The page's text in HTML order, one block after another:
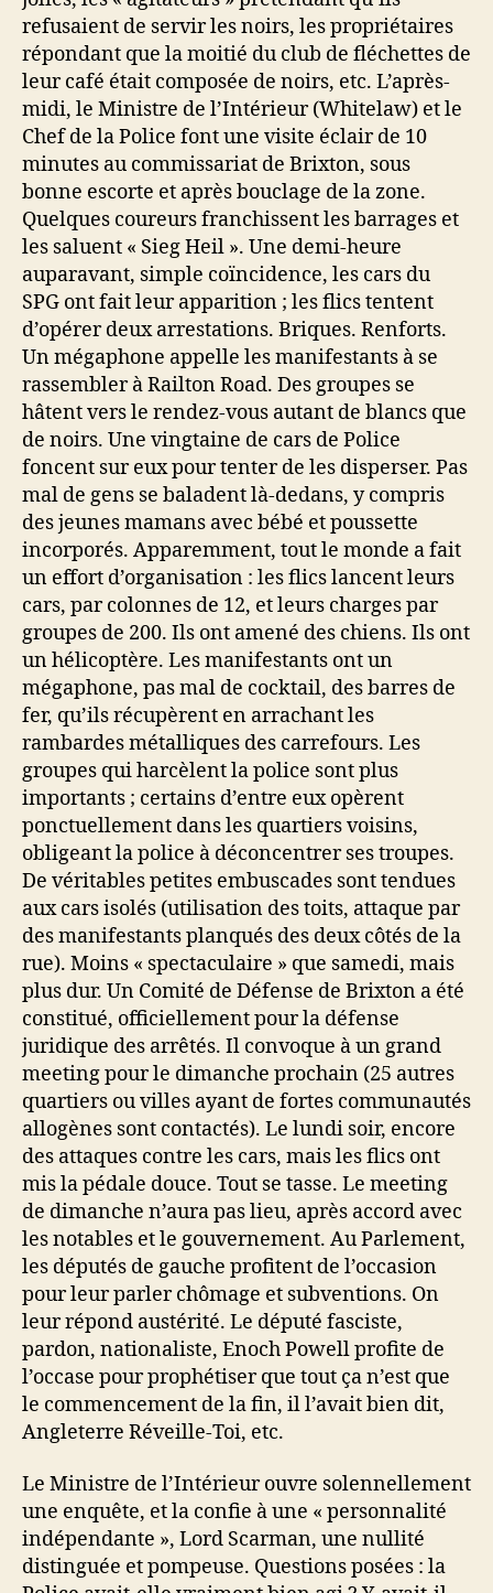
refusaient de servir les noirs, les propriétaires
répondant que la moitié du club de fléchettes de
leur café était composée de noirs, etc. L’après-
midi, le Ministre de l’Intérieur (Whitelaw) et le
Chef de la Police font une visite éclair de 10
minutes au commissariat de Brixton, sous
bonne escorte et après bouclage de la zone.
Quelques coureurs franchissent les barrages et
les saluent « Sieg Heil ». Une demi-heure
auparavant, simple coïncidence, les cars du
SPG ont fait leur apparition ; les flics tentent
d’opérer deux arrestations. Briques. Renforts.
Un mégaphone appelle les manifestants à se
rassembler à Railton Road. Des groupes se
hâtent vers le rendez-vous autant de blancs que
de noirs. Une vingtaine de cars de Police
foncent sur eux pour tenter de les disperser. Pas
mal de gens se baladent là-dedans, y compris
des jeunes mamans avec bébé et poussette
incorporés. Apparemment, tout le monde a fait
un effort d’organisation : les flics lancent leurs
cars, par colonnes de 12, et leurs charges par
groupes de 200. Ils ont amené des chiens. Ils ont
un hélicoptère. Les manifestants ont un
mégaphone, pas mal de cocktail, des barres de
fer, qu’ils récupèrent en arrachant les
rambardes métalliques des carrefours. Les
groupes qui harcèlent la police sont plus
importants ; certains d’entre eux opèrent
ponctuellement dans les quartiers voisins,
obligeant la police à déconcentrer ses troupes.
De véritables petites embuscades sont tendues
aux cars isolés (utilisation des toits, attaque par
des manifestants planqués des deux côtés de la
rue). Moins « spectaculaire » que samedi, mais
plus dur. Un Comité de Défense de Brixton a été
constitué, officiellement pour la défense
juridique des arrêtés. Il convoque à un grand
meeting pour le dimanche prochain (25 autres
quartiers ou villes ayant de fortes communautés
allogènes sont contactés). Le lundi soir, encore
des attaques contre les cars, mais les flics ont
mis la pédale douce. Tout se tasse. Le meeting
de dimanche n’aura pas lieu, après accord avec
les notables et le gouvernement. Au Parlement,
les députés de gauche profitent de l’occasion
pour leur parler chômage et subventions. On
leur répond austérité. Le député fasciste,
pardon, nationaliste, Enoch Powell profite de
l’occase pour prophétiser que tout ça n’est que
le commencement de la fin, il l’avait bien dit,
Angleterre Réveille-Toi, etc.
Le Ministre de l’Intérieur ouvre solennellement
une enquête, et la confie à une « personnalité
indépendante », Lord Scarman, une nullité
distinguée et pompeuse. Questions posées : la